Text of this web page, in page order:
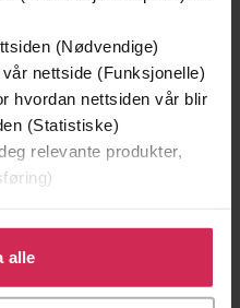
(Nødvendige)
nettside (Funksjonelle)
hvordan nettsiden vår blir
(Statistiske)
relevante produkter,
ditt samtykke til å
Du kan også
formål ved å klikke
alle
Første gang på tilbud